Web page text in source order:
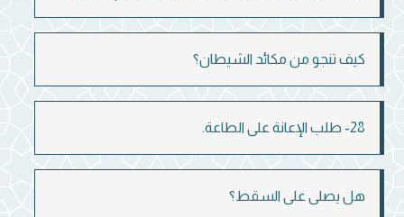
كيف تنجو من مكائد الشيطان؟
28- طلب الإعانة على الطاعة.
هل يصلى على السقط؟